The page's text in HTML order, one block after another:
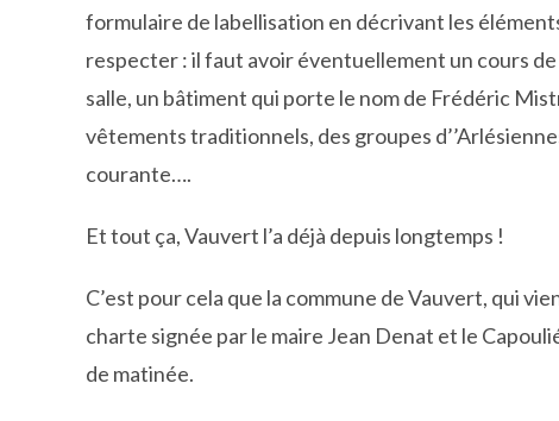
formulaire de labellisation en décrivant les
respecter : il faut avoir éventuellement un cours
salle, un bâtiment qui porte le nom de Frédéric
vêtements traditionnels, des groupes
courante….
Et tout ça, Vauvert l’a déjà depuis longtemps !
C’est pour cela que la commune de Vauvert, qui
charte signée par le maire Jean Denat et le
de matinée.